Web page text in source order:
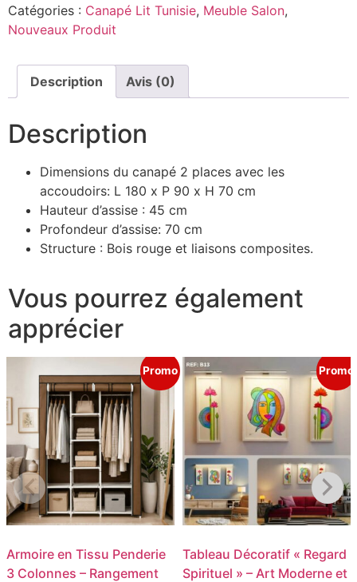
Catégories : Canapé Lit Tunisie, Meuble Salon,
Nouveaux Produit
Description Avis (0)
Description
Dimensions du canapé 2 places avec les
accoudoirs: L 180 x P 90 x H 70 cm
Hauteur d’assise : 45 cm
Profondeur d’assise: 70 cm
Structure : Bois rouge et liaisons composites.
Vous pourrez également
apprécier
Promo
Armoire en Tissu Penderie
3 Colonnes – Rangement
Promo
Tableau Décoratif « Regard
Spirituel » – Art Moderne et